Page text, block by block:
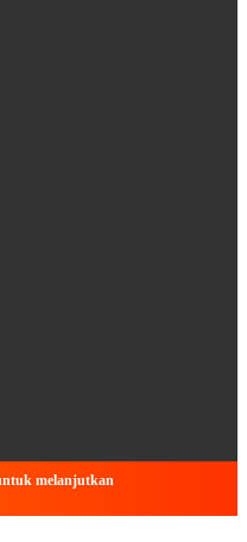
melanjutkan